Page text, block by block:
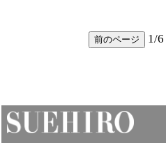
前のページ 1/6